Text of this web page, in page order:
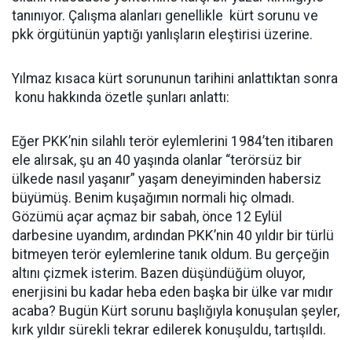
tanınıyor. Çalışma alanları genellikle kürt sorunu ve
pkk örgütünün yaptığı yanlışların eleştirisi üzerine.
Yılmaz kısaca kürt sorununun tarihini anlattıktan sonra
konu hakkında özetle şunları anlattı:
Eğer PKK’nin silahlı terör eylemlerini 1984’ten itibaren
ele alırsak, şu an 40 yaşında olanlar “terörsüz bir
ülkede nasıl yaşanır” yaşam deneyiminden habersiz
büyümüş. Benim kuşağımın normali hiç olmadı.
Gözümü açar açmaz bir sabah, önce 12 Eylül
darbesine uyandım, ardından PKK’nin 40 yıldır bir türlü
bitmeyen terör eylemlerine tanık oldum. Bu gerçeğin
altını çizmek isterim. Bazen düşündüğüm oluyor,
enerjisini bu kadar heba eden başka bir ülke var mıdır
acaba? Bugün Kürt sorunu başlığıyla konuşulan şeyler,
kırk yıldır sürekli tekrar edilerek konuşuldu, tartışıldı.